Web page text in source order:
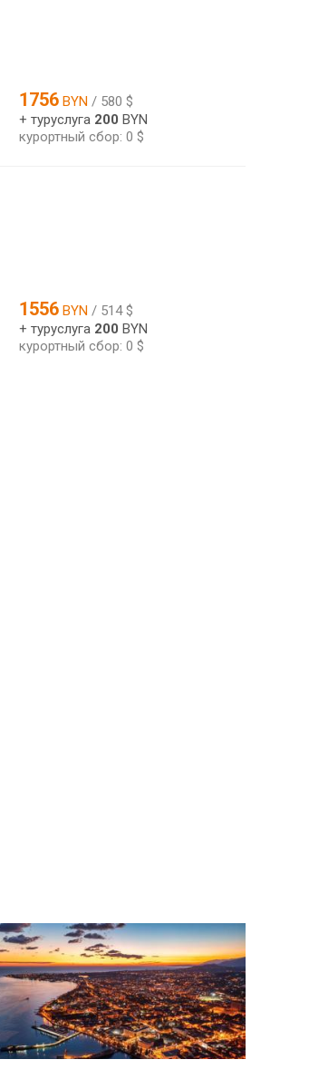
1756 BYN / 580 $
+ туруслуга 200 BYN
курортный сбор: 0 $
1556 BYN / 514 $
+ туруслуга 200 BYN
курортный сбор: 0 $